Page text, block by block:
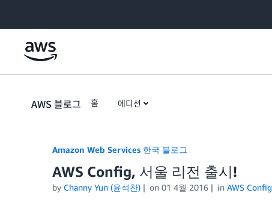
AWS 블로그 홈 에디션
Amazon Web Services 한국 블로그
AWS Config, 서울 리전 출시!
by Channy Yun (윤석찬) on 01 4월 2016 in AWS Config